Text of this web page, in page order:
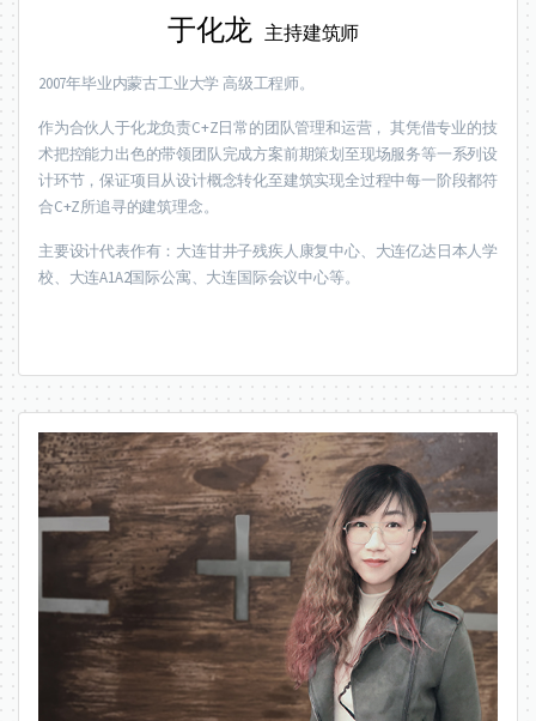
于化龙 主持建筑师
2007年毕业内蒙古工业大学 高级工程师。
作为合伙人于化龙负责C+Z日常的团队管理和运营， 其凭借专业的技
术把控能力出色的带领团队完成方案前期策划至现场服务等一系列设
计环节，保证项目从设计概念转化至建筑实现全过程中每一阶段都符
合C+Z所追寻的建筑理念。
主要设计代表作有：大连甘井子残疾人康复中心、大连亿达日本人学
校、大连A1A2国际公寓、大连国际会议中心等。